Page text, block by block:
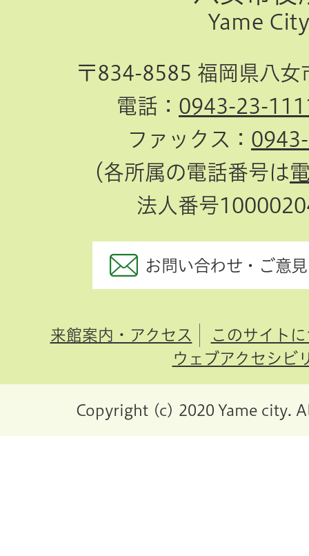
Yame City
〒834-8585 福岡県八女
電話： 0943-23-
ファックス：
（各所属の電話番号は
法人番号
お問い合わせ・ご意
来館案内・アクセス
このサイト
ウェブアクセシビ
Copyright (c) 2020 Yame city.